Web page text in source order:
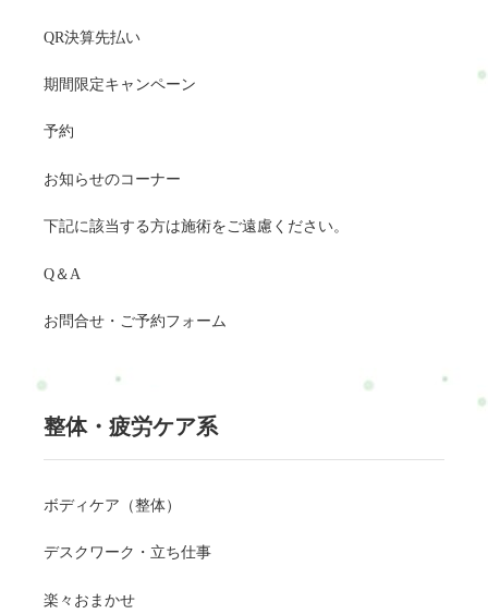
QR決算先払い
期間限定キャンペーン
予約
お知らせのコーナー
下記に該当する方は施術をご遠慮ください。
Q＆A
お問合せ・ご予約フォーム
整体・疲労ケア系
ボディケア（整体）
デスクワーク・立ち仕事
楽々おまかせ